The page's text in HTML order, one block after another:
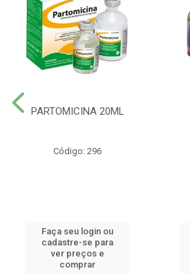
PARTOMICINA 20ML
Código: 296
Faça seu login ou
cadastre-se para
ver preços e
comprar